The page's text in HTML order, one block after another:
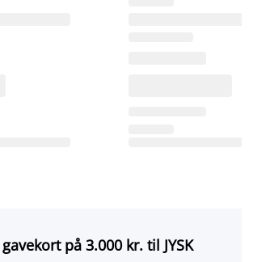
på 3.000 kr. til JYSK